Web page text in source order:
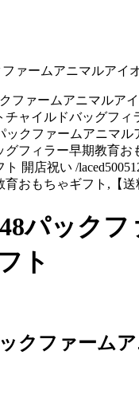
ファームアニマルア
ファームアニマルア
ャイルドバッグフィ
パックファームアニ
フィラー早期教育
開店祝い /
おもちゃギフト,【送
48パック
ト
ックファーム